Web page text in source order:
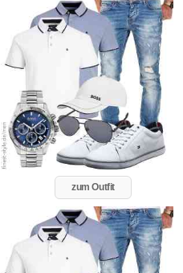
zum Outfit